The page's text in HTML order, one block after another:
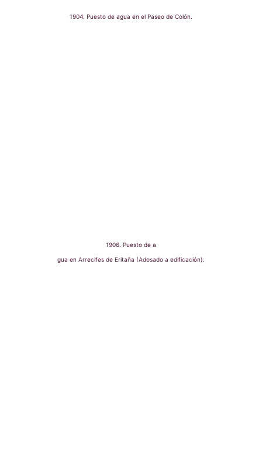
1904. Puesto de agua en el Paseo de Colón.
1906. Puesto de a
gua en Arrecifes de Eritaña (Adosado a edificación).